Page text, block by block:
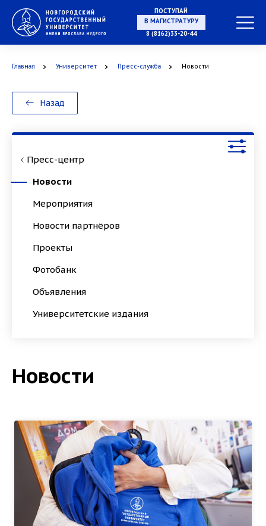
ПОСТУПАЙ
НА СПЕЦИАЛИТЕТ
8 (8162)33-20-44
Главная Университет Пресс-служба Новости
Назад
Пресс-центр
Новости
Мероприятия
Новости партнёров
Проекты
Фотобанк
Объявления
Университетские издания
Новости